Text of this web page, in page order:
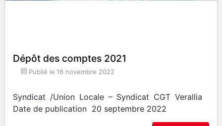
Dépôt des comptes 2021
Publié le 16 novembre 2022
Syndicat /Union Locale – Syndicat CGT Verallia
Date de publication 20 septembre 2022